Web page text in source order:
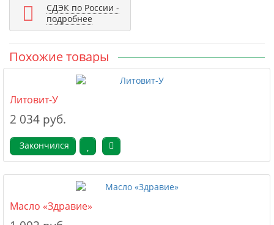
СДЭК по России -
подробнее
Похожие товары
Литовит-У
2 034 руб.
Закончился
Масло «Здравие»